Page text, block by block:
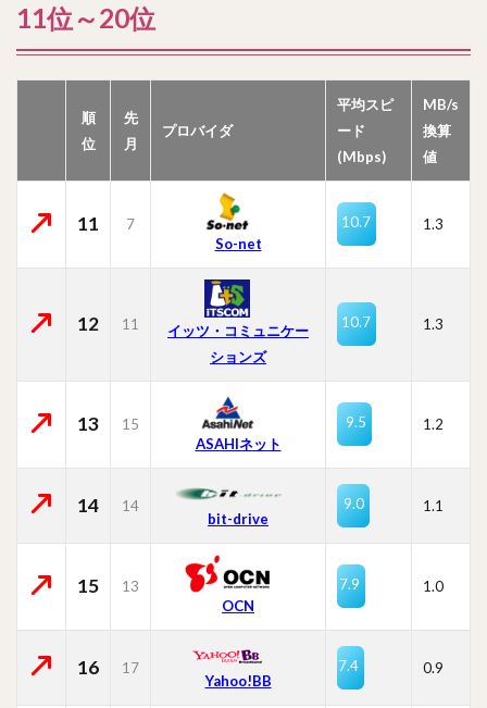
11位～20位
順
位
先
月
プロバイダ
平均スピ
ード
(Mbps)
MB/s
換算
値
11
7
So-net
10.7 1.3
12 11
イッツ・コミュニケー
ションズ
10.7 1.3
13
15
ASAHIネット
9.5 1.2
14 14
bit-drive
9.0 1.1
15
13
OCN
7.9 1.0
16 17
Yahoo!BB
7.4 0.9